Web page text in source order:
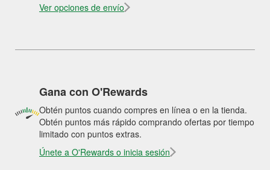
Ver opciones de envío
Gana con O'Rewards
Obtén puntos cuando compres en línea o en la tienda.
Obtén puntos más rápido comprando ofertas por tiempo
limitado con puntos extras.
Únete a O'Rewards o inicia sesión